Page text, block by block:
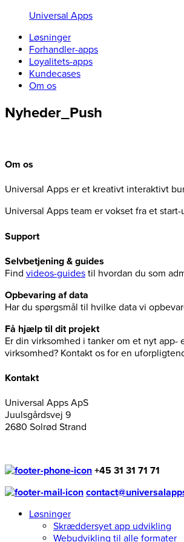
Universal Apps
Løsninger
Forhandler-apps
Loyalitets-apps
Kundecases
Om os
Nyheder_Push
Om os
Universal Apps er et kreativt interaktivt
Universal Apps team er vokset fra et
Support
Selvbetjening & guides
Find videos-guides til hvordan du som
Opbevaring af data
Har du spørgsmål til hvilke data vi
Få hjælp til dit projekt
Er din virksomhed i tanker om et nyt
virksomhed? Kontakt os for en
Kontakt
Universal Apps ApS
Juulsgårdsvej 9
2680 Solrød Strand
+45 31 31 71 71
Løsninger
Skræddersyet app udvikling
Webudvikling til alle formater